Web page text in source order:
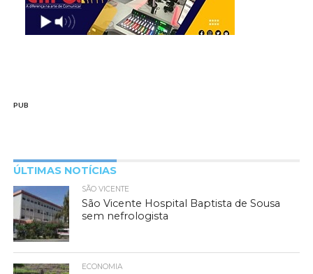
PUB
ÚLTIMAS NOTÍCIAS
SÃO VICENTE
São Vicente Hospital Baptista de Sousa
sem nefrologista
ECONOMIA